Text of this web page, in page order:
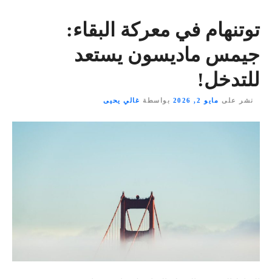
توتنهام في معركة البقاء:
جيمس ماديسون يستعد
للتدخل!
نشر على مايو 2, 2026 بواسطة غالي يحيى